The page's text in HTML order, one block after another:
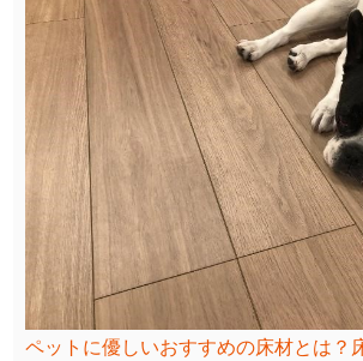
ペットに優しいおすすめの床材とは？